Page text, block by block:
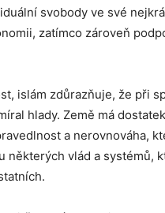
svobody ve své
zatímco zároveň
islám zdůrazňuje, že při
hlady. Země má
a nerovnováha,
některých vlád a systémů,